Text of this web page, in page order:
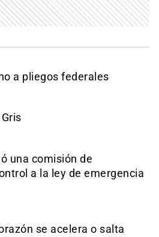
a pliegos federales
una comisión de
a la ley de emergencia
se acelera o salta